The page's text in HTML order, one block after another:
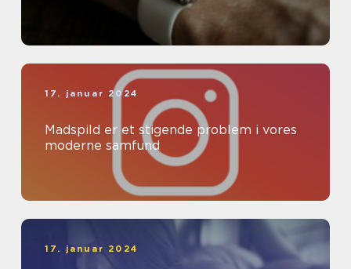
17. januar 2024
Madspild er et stigende problem i vores
moderne samfund
17. januar 2024